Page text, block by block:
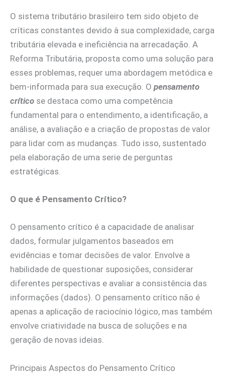
O sistema tributário brasileiro tem sido objeto de
críticas constantes devido à sua complexidade, carga
tributária elevada e ineficiência na arrecadação. A
Reforma Tributária, proposta como uma solução para
esses problemas, requer uma abordagem metódica e
bem-informada para sua execução. O pensamento
crítico se destaca como uma competência
fundamental para o entendimento, a identificação, a
análise, a avaliação e a criação de propostas de valor
para lidar com as mudanças. Tudo isso, sustentado
pela elaboração de uma serie de perguntas
estratégicas.
O que é Pensamento Crítico?
O pensamento crítico é a capacidade de analisar
dados, formular julgamentos baseados em
evidências e tomar decisões de valor. Envolve a
habilidade de questionar suposições, considerar
diferentes perspectivas e avaliar a consistência das
informações (dados). O pensamento crítico não é
apenas a aplicação de raciocínio lógico, mas também
envolve criatividade na busca de soluções e na
geração de novas ideias.
Principais Aspectos do Pensamento Crítico